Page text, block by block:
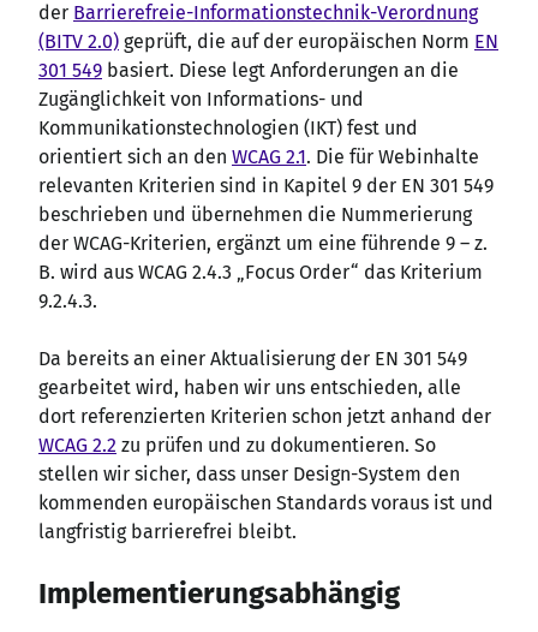
der Barrierefreie-Informationstechnik-Verordnung
(BITV 2.0) geprüft, die auf der europäischen Norm EN
301 549 basiert. Diese legt Anforderungen an die
Zugänglichkeit von Informations- und
Kommunikationstechnologien (IKT) fest und
orientiert sich an den WCAG 2.1. Die für Webinhalte
relevanten Kriterien sind in Kapitel 9 der EN 301 549
beschrieben und übernehmen die Nummerierung
der WCAG-Kriterien, ergänzt um eine führende 9 – z.
B. wird aus WCAG 2.4.3 „Focus Order“ das Kriterium
9.2.4.3.
Da bereits an einer Aktualisierung der EN 301 549
gearbeitet wird, haben wir uns entschieden, alle
dort referenzierten Kriterien schon jetzt anhand der
WCAG 2.2 zu prüfen und zu dokumentieren. So
stellen wir sicher, dass unser Design-System den
kommenden europäischen Standards voraus ist und
langfristig barrierefrei bleibt.
Implementierungsabhängig